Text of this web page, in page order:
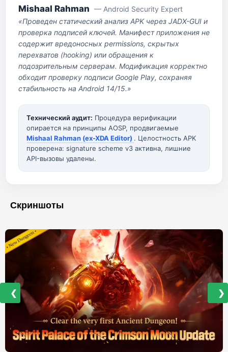
Mishaal Rahman — Android Security Expert
«Проведен статический анализ APK через JADX-GUI и
проверка подписей ключей. Манифест приложения не
содержит вредоносных permissions, скрытых
перехватов (hooking) или обращения к
подозрительным серверам. Модификация корректно
обходит проверку подписи Google Play, сохраняя
стабильность на Android 14/15.»
Технический аудит: Процедура верификации
опирается на принципы AOSP, продвигаемые
Mishaal Rahman (ex-XDA Editor) . Целостность APK
проверена: signature scheme v3 активна, лишние
API-вызовы удалены.
Скриншоты
❮ ❯